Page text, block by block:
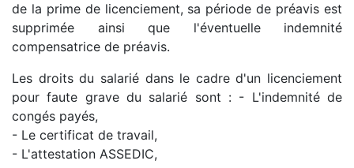
de la prime de licenciement, sa période de préavis est
supprimée ainsi que l'éventuelle indemnité
compensatrice de préavis.
Les droits du salarié dans le cadre d'un licenciement
pour faute grave du salarié sont : - L'indemnité de
congés payés,
- Le certificat de travail,
- L'attestation ASSEDIC,